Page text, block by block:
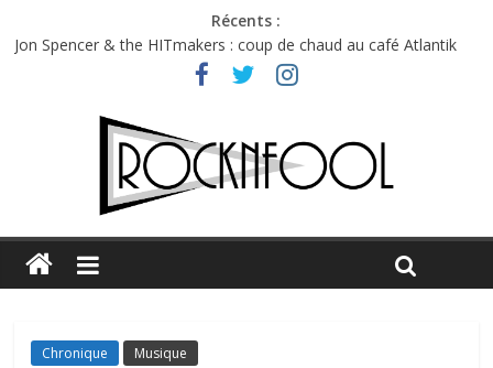
Récents :
Jon Spencer & the HITmakers : coup de chaud au café Atlantik
Hellfest 2026 vendredi : température et émotions en hausse
Hellfest 2026 jeudi : impossible de choisir entre chaleur et bonne
Première édition du Midgard Festival : entre bière, métal et
Charlie Puth à l’Olympia : la leçon de pop du Professeur Puth
Chronique Musique